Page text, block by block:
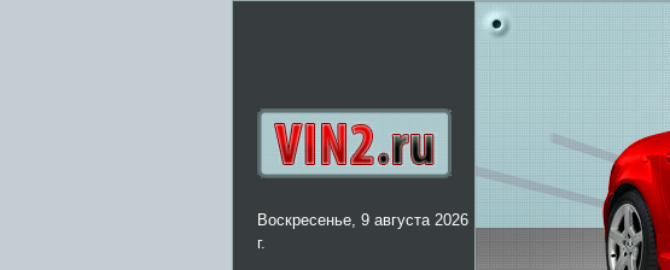
Воскресенье, 9 августа 2026
г.